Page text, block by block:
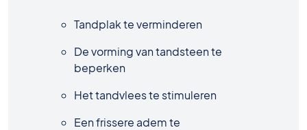
Tandplak te verminderen
De vorming van tandsteen te
beperken
Het tandvlees te stimuleren
Een frissere adem te